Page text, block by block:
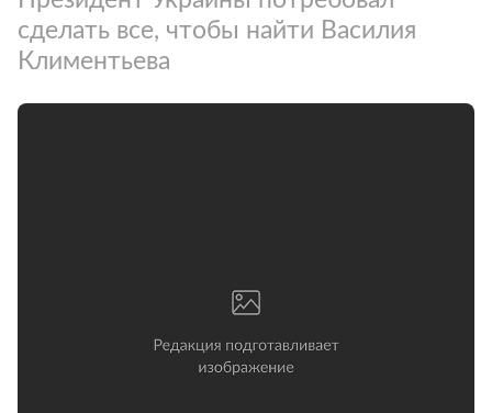
сделать все, чтобы найти Василия
Климентьева